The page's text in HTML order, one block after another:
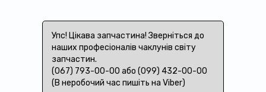
Упс! Цікава запчастина! Зверніться до
наших професіоналів чаклунів світу
запчастин.
(067) 793-00-00 або (099) 432-00-00
(В неробочий час пишіть на Viber)